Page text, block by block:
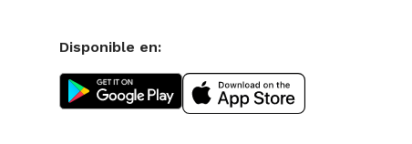
Disponible en: